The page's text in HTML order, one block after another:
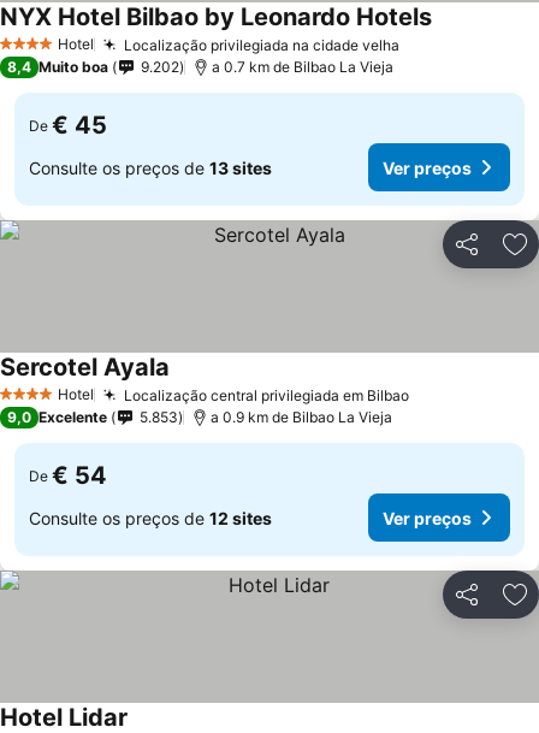
4 EstrelasHotel Localização privilegiada na cidade velha
NYX Hotel Bilbao by Leonardo Hotels
8,4 Muito boa 9.202 a 0.7 km de Bilbao La Vieja
De € 45
Consulte os preços de 13 sites Ver preços
Partilhar
4 EstrelasHotel Localização central privilegiada em Bilbao
Sercotel Ayala
9,0 Excelente 5.853 a 0.9 km de Bilbao La Vieja
De € 54
Consulte os preços de 12 sites Ver preços
Partilhar
Hotel Lidar